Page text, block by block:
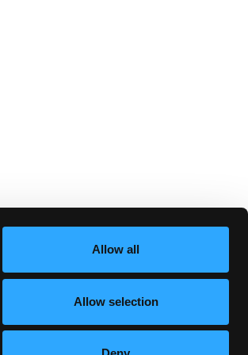
Allow all
Allow selection